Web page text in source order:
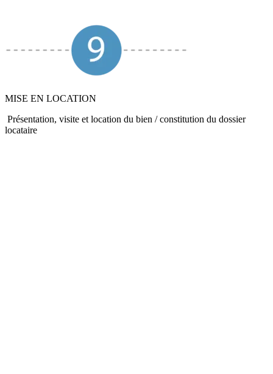
MISE EN LOCATION
Présentation, visite et location du bien / constitution du dossier
locataire